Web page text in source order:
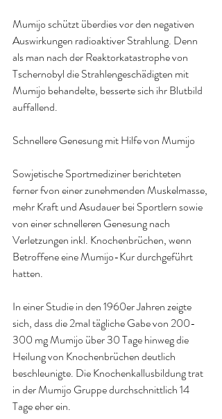
Mumijo schützt überdies vor den negativen
Auswirkungen radioaktiver Strahlung. Denn
als man nach der Reaktorkatastrophe von
Tschernobyl die Strahlengeschädigten mit
Mumijo behandelte, besserte sich ihr Blutbild
auffallend.
Schnellere Genesung mit Hilfe von Mumijo
Sowjetische Sportmediziner berichteten
ferner fvon einer zunehmenden Muskelmasse,
mehr Kraft und Asudauer bei Sportlern sowie
von einer schnelleren Genesung nach
Verletzungen inkl. Knochenbrüchen, wenn
Betroffene eine Mumijo-Kur durchgeführt
hatten.
In einer Studie in den 1960er Jahren zeigte
sich, dass die 2mal tägliche Gabe von 200-
300 mg Mumijo über 30 Tage hinweg die
Heilung von Knochenbrüchen deutlich
beschleunigte. Die Knochenkallusbildung trat
in der Mumijo Gruppe durchschnittlich 14
Tage eher ein.